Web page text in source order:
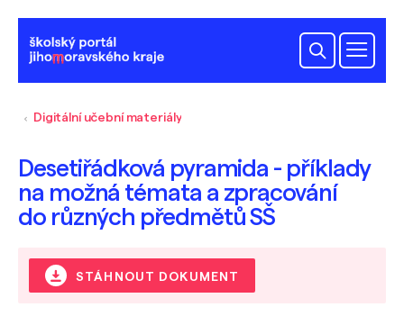
Digitální učební materiály
Desetiřádková pyramida - příklady
na možná témata a zpracování
do různých předmětů SŠ
STÁHNOUT DOKUMENT